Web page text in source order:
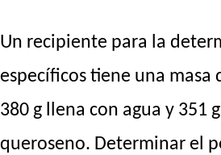
Un recipiente para la
específicos tiene una masa
380 g llena con agua y 351
queroseno. Determinar el